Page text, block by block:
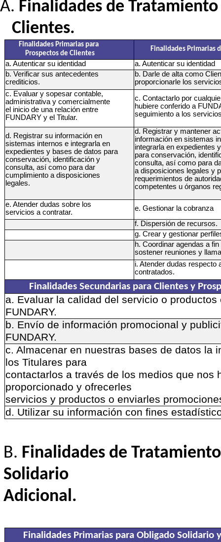
Finalidades de
Clientes.
Finalidades Primarias para
Prospectos de Clientes
Finalidades Primarias
a. Autenticar su identidad
a. Autenticar su identidad
b. Verificar sus antecedentes
crediticios.
b. Darle de alta como
proporcionarle los
c. Evaluar y sopesar contable,
administrativa y comercialmente
el inicio de una relación entre
FUNDARY y el Titular.
c. Contactarlo por
hubiere conferido a
seguimiento a los
d. Registrar su información en
sistemas internos e integrarla en
expedientes y bases de datos para
conservación, identificación y
consulta, así como para dar
cumplimiento a disposiciones
legales.
d. Registrar y mantener
información en sistemas
integrarla en expedientes
para conservación,
consulta, así como para
a disposiciones legales y
requerimientos de
competentes u órganos
e. Atender dudas sobre los
servicios a contratar.
e. Gestionar la cobranza
f. Dispersión de recursos.
g. Crear y gestionar
h. Coordinar agendas a
sostener reuniones y
i. Atender dudas respecto
contratados.
Finalidades Secundarias para Clientes y
a. Evaluar la calidad del servicio o productos
FUNDARY.
b. Envío de información promocional y
FUNDARY.
c. Almacenar en nuestras bases de datos la
los Titulares para
contactarlos a través de los medios que nos
proporcionado y ofrecerles
servicios y productos o enviarles
d. Utilizar su información con fines
Finalidades de
Solidario
Adicional.
Finalidades Primarias para Obligado Solidario